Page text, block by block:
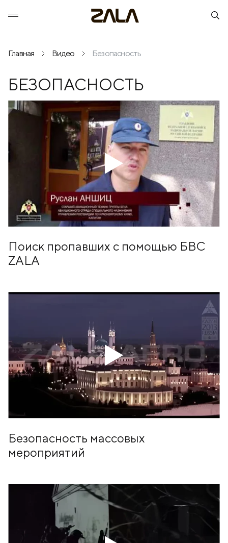
Главная Видео Безопасность
БЕЗОПАСНОСТЬ
Поиск пропавших с помощью БВС
ZALA
Безопасность массовых
мероприятий